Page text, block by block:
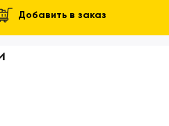
Добавить в заказ